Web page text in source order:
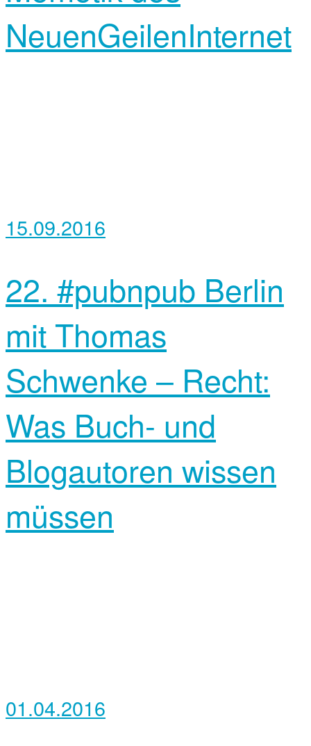
NeuenGeilenInternet
15.09.2016
22. #pubnpub Berlin
mit Thomas
Schwenke – Recht:
Was Buch- und
Blogautoren wissen
müssen
01.04.2016